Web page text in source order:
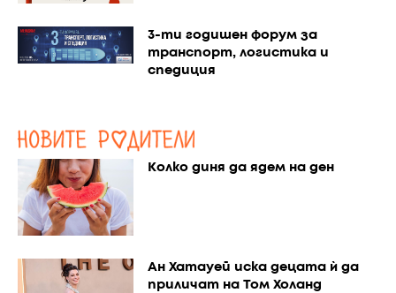
3-ти годишен форум за
транспорт, логистика и
спедиция
Колко диня да ядем на ден
Ан Хатауей иска децата ѝ да
приличат на Том Холанд